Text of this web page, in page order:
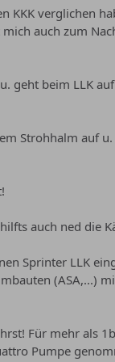
KKK verglichen
auch zum
geht beim LLK
Strohhalm auf
auch ned die
Sprinter LLK
(ASA,...)
Für mehr als
Pumpe